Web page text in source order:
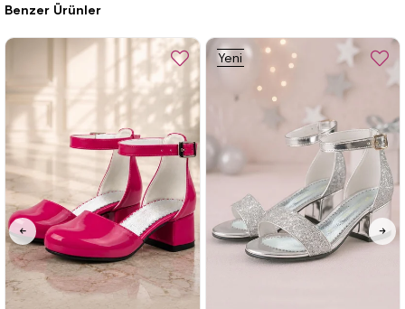
Benzer Ürünler
30
32
Yeni